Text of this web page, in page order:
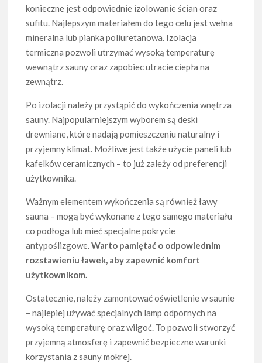
konieczne jest odpowiednie izolowanie ścian oraz
sufitu. Najlepszym materiałem do tego celu jest wełna
mineralna lub pianka poliuretanowa. Izolacja
termiczna pozwoli utrzymać wysoką temperaturę
wewnątrz sauny oraz zapobiec utracie ciepła na
zewnątrz.
Po izolacji należy przystąpić do wykończenia wnętrza
sauny. Najpopularniejszym wyborem są deski
drewniane, które nadają pomieszczeniu naturalny i
przyjemny klimat. Możliwe jest także użycie paneli lub
kafelków ceramicznych – to już zależy od preferencji
użytkownika.
Ważnym elementem wykończenia są również ławy
sauna – mogą być wykonane z tego samego materiału
co podłoga lub mieć specjalne pokrycie
antypoślizgowe.Warto pamiętać o odpowiednim
rozstawieniu ławek, aby zapewnić komfort
użytkownikom.
Ostatecznie, należy zamontować oświetlenie w saunie
– najlepiej używać specjalnych lamp odpornych na
wysoką temperaturę oraz wilgoć. To pozwoli stworzyć
przyjemną atmosferę i zapewnić bezpieczne warunki
korzystania z sauny mokrej.